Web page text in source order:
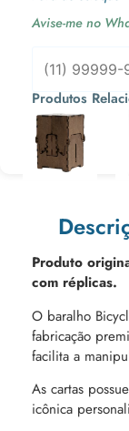
Avise-me no
Produtos
Produto
com réplicas.
O baralho
fabricação
facilita a
As cartas
icônica